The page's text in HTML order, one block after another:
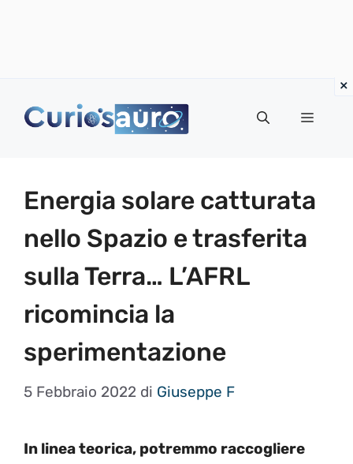
Menu
Energia solare catturata
nello Spazio e trasferita
sulla Terra… L’AFRL
ricomincia la
sperimentazione
5 Febbraio 2022 di Giuseppe F
In linea teorica, potremmo raccogliere